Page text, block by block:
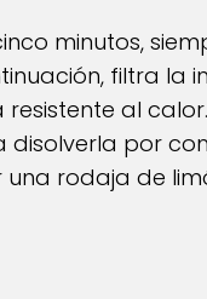
minutos,
filtra la
al
por
rodaja de